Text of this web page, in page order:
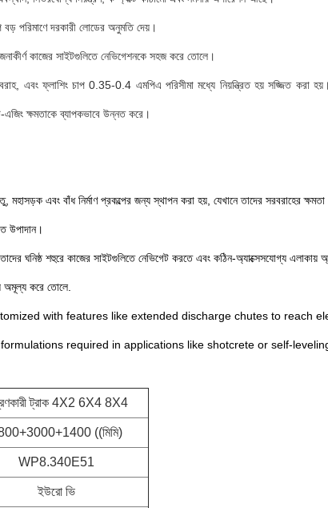
বড় পরিমাণে দরকারী লোডের অনুমতি দেয়।
কাজের সাইটগুলিতে নেভিগেশনকে সহজ করে তোলে।
এবং ফ্লাশিং চাপ 0.35-0.4 এমপিএ পরিসীমা মধ্যে নিয়ন্ত্রিত হয় সজ্জিত করা
এজিং ক্ষমতাকে ব্যাপকভাবে উন্নত করে।
এবং বাঁধ নির্মাণ প্রকল্পের জন্য স্থাপন করা হয়, যেখানে তাদের সরবরাহের
উপাদান।
তাদের ঘনিষ্ঠ শহুরে কাজের সাইটগুলিতে নেভিগেট করতে এবং কঠিন-অ্যাক্সেসযোগ্য এলাকায়
অমূল্য করে তোলে.
with features like extended discharge chutes to reach
required in applications like shotcrete or self-
ট্রাক 4X2 6X4 8X4
((মিমি)
WP8.340E51
ইউরো ভি